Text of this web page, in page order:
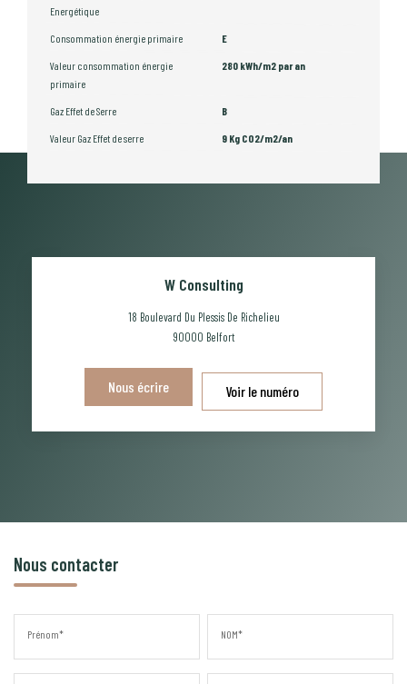
Energétique
Consommation énergie primaire E
Valeur consommation énergie
primaire
280 kWh/m2 par an
Gaz Effet de Serre B
Valeur Gaz Effet de serre 9 Kg CO2/m2/an
W Consulting
18 Boulevard Du Plessis De Richelieu
90000 Belfort
Nous écrire Voir le numéro
Nous contacter
Prénom* NOM*